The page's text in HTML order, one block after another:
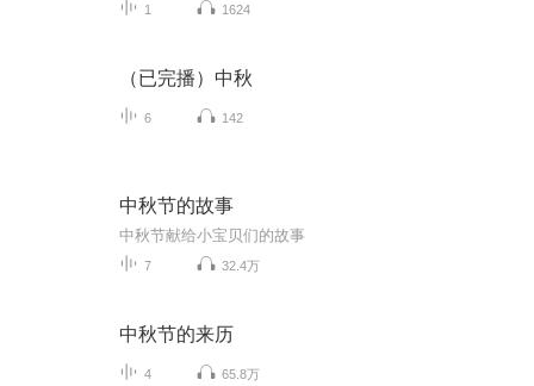
1 1624
（已完播）中秋
6 142
中秋节的故事
中秋节献给小宝贝们的故事
7 32.4万
中秋节的来历
4 65.8万